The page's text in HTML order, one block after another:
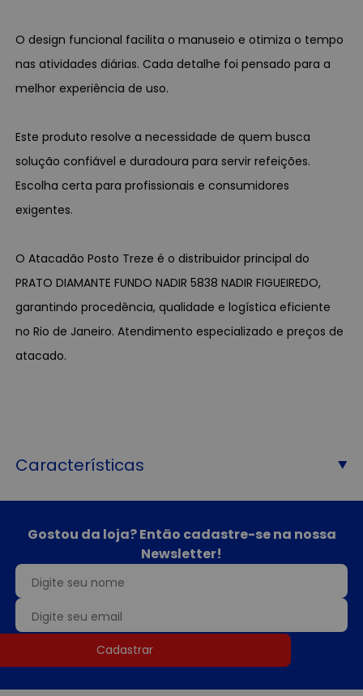
O design funcional facilita o manuseio e otimiza o tempo
nas atividades diárias. Cada detalhe foi pensado para a
melhor experiência de uso.
Este produto resolve a necessidade de quem busca
solução confiável e duradoura para servir refeições.
Escolha certa para profissionais e consumidores
exigentes.
O Atacadão Posto Treze é o distribuidor principal do
PRATO DIAMANTE FUNDO NADIR 5838 NADIR FIGUEIREDO,
garantindo procedência, qualidade e logística eficiente
no Rio de Janeiro. Atendimento especializado e preços de
atacado.
Características
Gostou da loja? Então cadastre-se na nossa
Newsletter!
Cadastrar